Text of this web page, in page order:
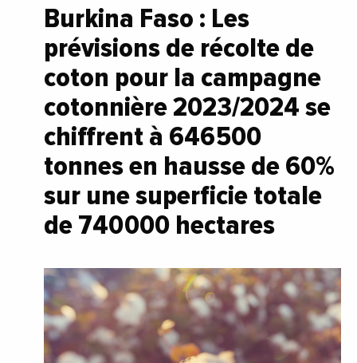
Burkina Faso : Les
prévisions de récolte de
coton pour la campagne
cotonnière 2023/2024 se
chiffrent à 646 500
tonnes en hausse de 60%
sur une superficie totale
de 740 000 hectares